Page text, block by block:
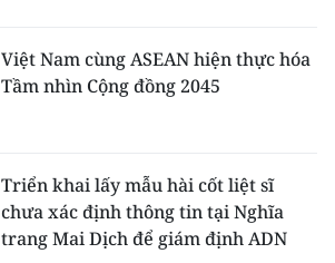
Việt Nam cùng ASEAN hiện thực hóa
Tầm nhìn Cộng đồng 2045
Triển khai lấy mẫu hài cốt liệt sĩ
chưa xác định thông tin tại Nghĩa
trang Mai Dịch để giám định ADN